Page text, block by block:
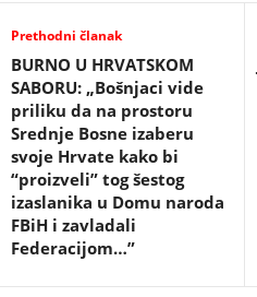
Prethodni članak
BURNO U HRVATSKOM
SABORU: „Bošnjaci vide
priliku da na prostoru
Srednje Bosne izaberu
svoje Hrvate kako bi
“proizveli” tog šestog
izaslanika u Domu naroda
FBiH i zavladali
Federacijom…”